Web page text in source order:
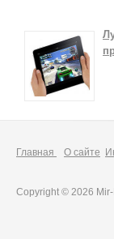
Главная О сайте
Copyright © 2026